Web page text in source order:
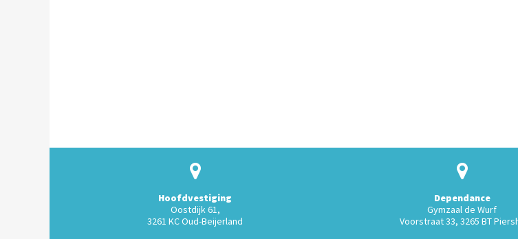
Hoofdvestiging
Oostdijk 61,
3261 KC Oud-Beijerland
Dependance
Gymzaal de Wurf
Voorstraat 33, 3265 BT